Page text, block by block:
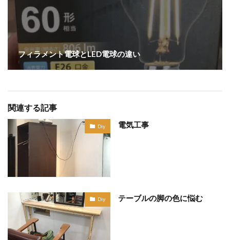
フィラメント電球とLED電球の違い
関連する記事
Diy 電気工事
Diy テーブルの脚の色に悩む